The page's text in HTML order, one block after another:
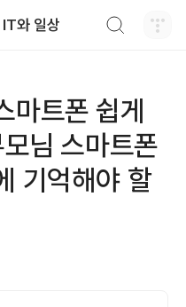
와 일상
마트폰 쉽게
님 스마트폰
기억해야 할